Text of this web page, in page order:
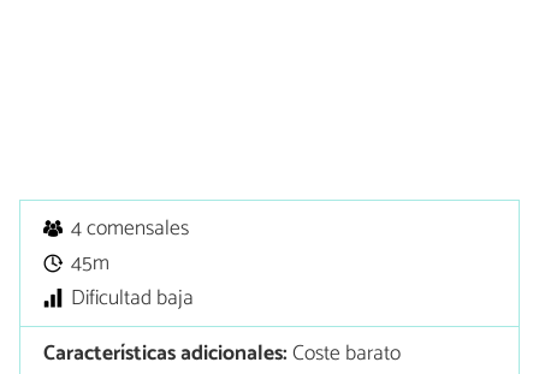
4 comensales
45m
Dificultad baja
Características adicionales:Coste barato